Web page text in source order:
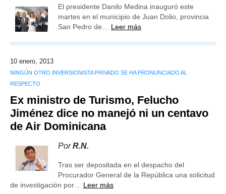
El presidente Danilo Medina inauguró este
martes en el municipio de Juan Dolio, provincia
San Pedro de… Leer más
10 enero, 2013
NINGÚN OTRO INVERSIONISTA PRIVADO SE HA PRONUNCIADO AL
RESPECTO
Ex ministro de Turismo, Felucho
Jiménez dice no manejó ni un centavo
de Air Dominicana
PorR.N.
Tras ser depositada en el despacho del
Procurador General de la República una solicitud
de investigación por… Leer más